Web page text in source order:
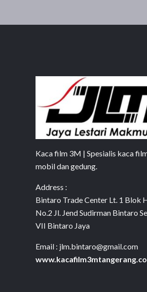
Kaca film 3M | Spesialis kaca
mobil dan gedung.
Address :
Bintaro Trade Center Lt. 1 Blok
No.2 Jl. Jend Sudirman Bintaro
VII Bintaro Jaya
Email : jlm.bintaro@gmail.com